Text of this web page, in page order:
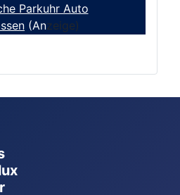
Parkuhr Auto
(Anzeige)